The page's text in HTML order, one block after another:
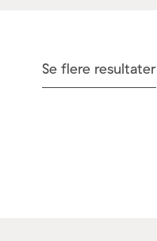
Se flere resultater